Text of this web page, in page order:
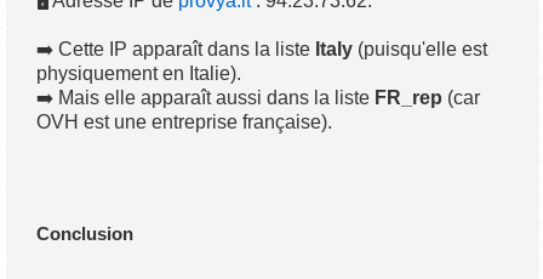
➡️ Cette IP apparaît dans la liste Italy (puisqu'elle est
physiquement en Italie).
➡️ Mais elle apparaît aussi dans la liste FR_rep (car
OVH est une entreprise française).
Conclusion